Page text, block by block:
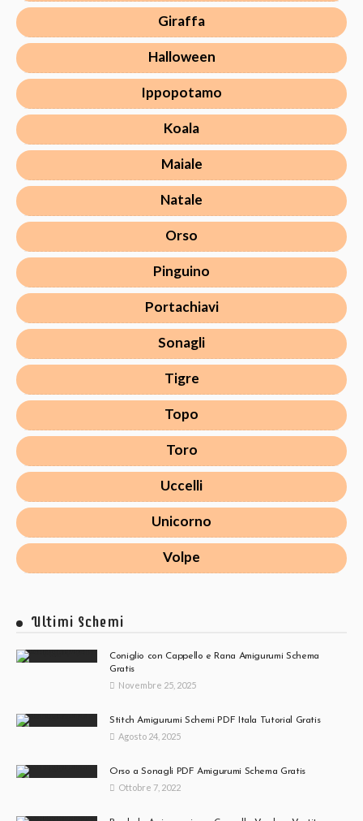
Giraffa
Halloween
Ippopotamo
Koala
Maiale
Natale
Orso
Pinguino
Portachiavi
Sonagli
Tigre
Topo
Toro
Uccelli
Unicorno
Volpe
Ultimi Schemi
Coniglio con Cappello e Rana Amigurumi Schema
Gratis
Novembre 25, 2025
Stitch Amigurumi Schemi PDF Itala Tutorial Gratis
Agosto 24, 2025
Orso a Sonagli PDF Amigurumi Schema Gratis
Ottobre 7, 2022